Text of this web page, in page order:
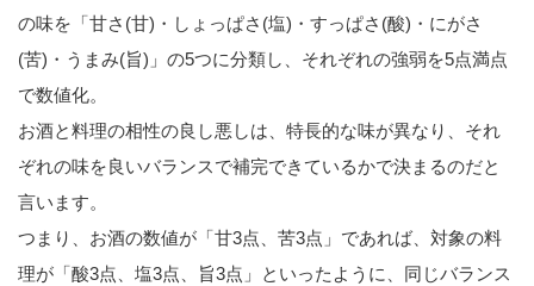
の味を「甘さ(甘)・しょっぱさ(塩)・すっぱさ(酸)・にがさ
(苦)・うまみ(旨)」の5つに分類し、それぞれの強弱を5点満点
で数値化。
お酒と料理の相性の良し悪しは、特長的な味が異なり、それ
ぞれの味を良いバランスで補完できているかで決まるのだと
言います。
つまり、お酒の数値が「甘3点、苦3点」であれば、対象の料
理が「酸3点、塩3点、旨3点」といったように、同じバランス